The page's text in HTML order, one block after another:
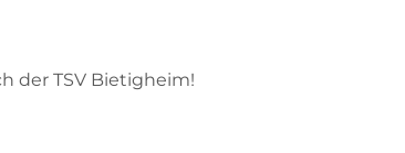
der TSV Bietigheim!